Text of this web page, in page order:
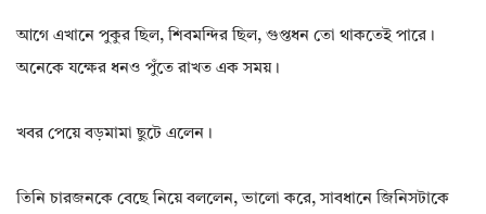
আগে এখানে পুকুর ছিল, শিবমন্দির ছিল, গুপ্তধন তো থাকতেই পারে।
অনেকে যক্ষের ধনও পুঁতে রাখত এক সময়।
খবর পেয়ে বড়মামা ছুটে এলেন।
তিনি চারজনকে বেছে নিয়ে বললেন, ভালো করে, সাবধানে জিনিসটাকে